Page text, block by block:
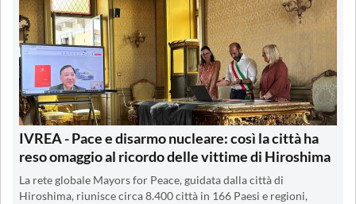
IVREA - Pace e disarmo nucleare: così la città ha
reso omaggio al ricordo delle vittime di Hiroshima
La rete globale Mayors for Peace, guidata dalla città di
Hiroshima, riunisce circa 8.400 città in 166 Paesi e regioni,